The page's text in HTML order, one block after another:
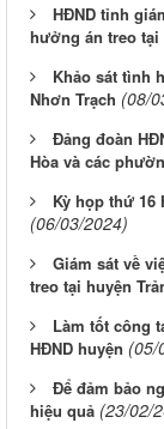
HĐND tỉnh
hưởng án treo tại
Khảo sát tình
Nhơn Trạch (08/
Đảng đoàn
Hòa và các
Kỳ họp thứ 16
(06/03/2024)
Giám sát về
treo tại huyện
Làm tốt công
HĐND huyện (05/
Để đảm bảo
hiệu quả (23/02/